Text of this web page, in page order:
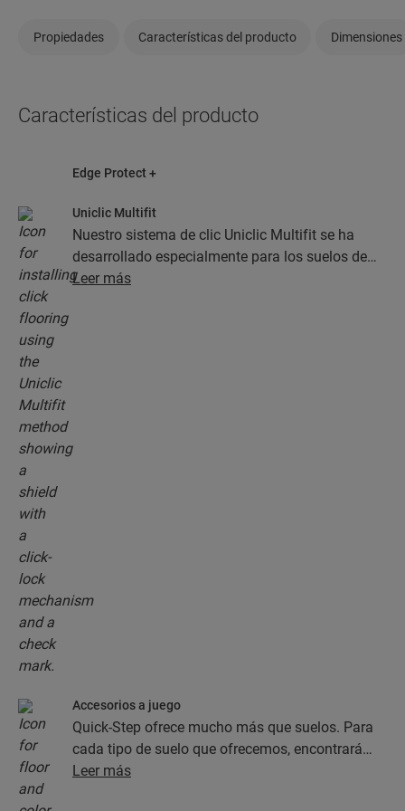
Propiedades Características del producto Dimensiones
Características del producto
Edge Protect +
Uniclic Multifit
Nuestro sistema de clic Uniclic Multifit se ha
desarrollado especialmente para los suelos de
Quick-Step. Gracias a él, la instalación es rápida
Leer más
Accesorios a juego
Quick-Step ofrece mucho más que suelos. Para
cada tipo de suelo que ofrecemos, encontrará
una completa colección de accesorios, como
Leer más